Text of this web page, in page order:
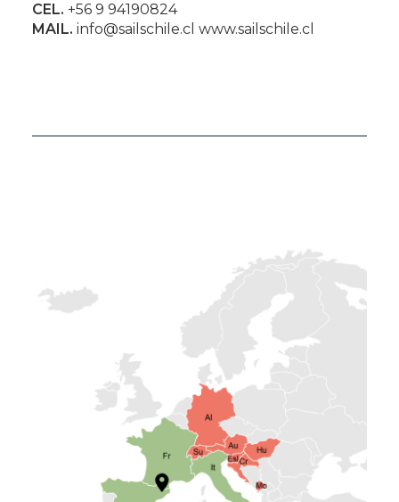
CEL. +56 9 94190824
MAIL. info@sailschile.cl www.sailschile.cl